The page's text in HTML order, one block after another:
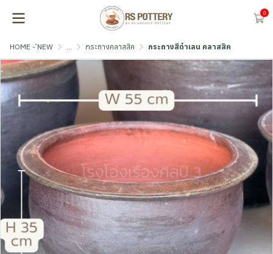
0
HOME - ์NEW ... กระถางคลาสสิค กระถางสีดำเลน คลาสสิค